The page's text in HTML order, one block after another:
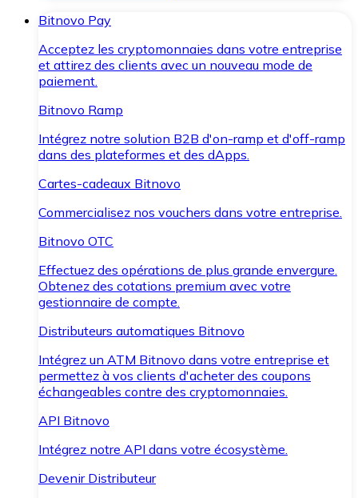
Bitnovo Pay
Acceptez les cryptomonnaies dans votre entreprise
et attirez des clients avec un nouveau mode de
paiement.
Bitnovo Ramp
Intégrez notre solution B2B d'on-ramp et d'off-ramp
dans des plateformes et des dApps.
Cartes-cadeaux Bitnovo
Commercialisez nos vouchers dans votre entreprise.
Bitnovo OTC
Effectuez des opérations de plus grande envergure.
Obtenez des cotations premium avec votre
gestionnaire de compte.
Distributeurs automatiques Bitnovo
Intégrez un ATM Bitnovo dans votre entreprise et
permettez à vos clients d'acheter des coupons
échangeables contre des cryptomonnaies.
API Bitnovo
Intégrez notre API dans votre écosystème.
Devenir Distributeur